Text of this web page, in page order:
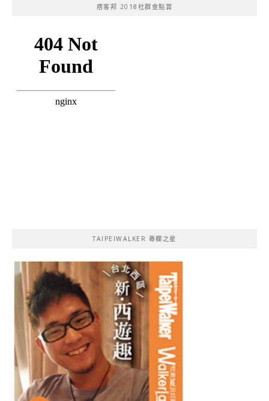
痞客邦 2018社群金點賞
TAIPEIWALKER 專欄之星